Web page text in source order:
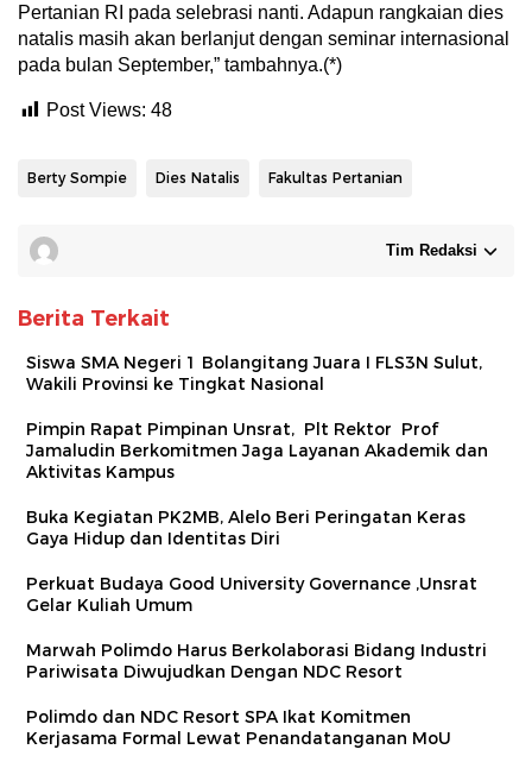
Pertanian RI pada selebrasi nanti. Adapun rangkaian dies
natalis masih akan berlanjut dengan seminar internasional
pada bulan September,” tambahnya.(*)
Post Views: 48
Berty Sompie Dies Natalis Fakultas Pertanian
Tim Redaksi
Berita Terkait
Siswa SMA Negeri 1 Bolangitang Juara I FLS3N Sulut,
Wakili Provinsi ke Tingkat Nasional
Pimpin Rapat Pimpinan Unsrat, Plt Rektor Prof
Jamaludin Berkomitmen Jaga Layanan Akademik dan
Aktivitas Kampus
Buka Kegiatan PK2MB, Alelo Beri Peringatan Keras
Gaya Hidup dan Identitas Diri
Perkuat Budaya Good University Governance ,Unsrat
Gelar Kuliah Umum
Marwah Polimdo Harus Berkolaborasi Bidang Industri
Pariwisata Diwujudkan Dengan NDC Resort
Polimdo dan NDC Resort SPA Ikat Komitmen
Kerjasama Formal Lewat Penandatanganan MoU